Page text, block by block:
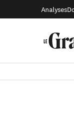
Analyses